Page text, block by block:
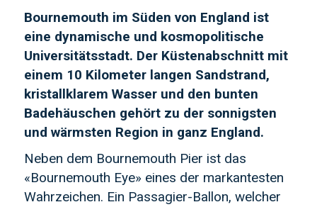
Bournemouth im Süden von England ist
eine dynamische und kosmopolitische
Universitätsstadt. Der Küstenabschnitt mit
einem 10 Kilometer langen Sandstrand,
kristallklarem Wasser und den bunten
Badehäuschen gehört zu der sonnigsten
und wärmsten Region in ganz England.
Neben dem Bournemouth Pier ist das
«Bournemouth Eye» eines der markantesten
Wahrzeichen. Ein Passagier-Ballon, welcher